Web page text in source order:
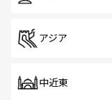
アジア
中近東